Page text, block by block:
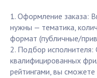
1. Оформление заказа:
нужны — тематика,
формат (публичные/
2. Подбор
квалифицированных
рейтингами, вы